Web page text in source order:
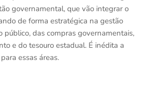
governamental, que vão integrar o
de forma estratégica na gestão
público, das compras governamentais,
e do tesouro estadual. É inédita a
essas áreas.